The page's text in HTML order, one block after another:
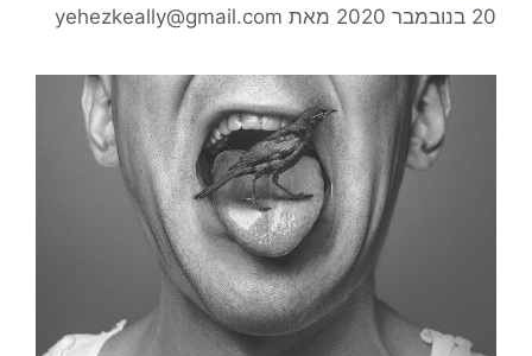
20 בנובמבר 2020 מאת yehezkeally@gmail.com